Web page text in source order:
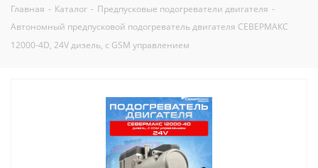
Главная - Каталог - Предпусковые подогреватели двигателя -
Автономный предпусковой подогреватель двигателя СЕВЕРМАКС
12000-4D, 24V дизель, с GSM управлением